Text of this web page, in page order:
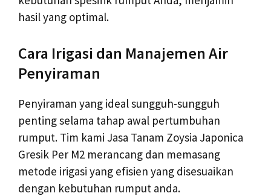
hasil yang optimal.
Cara Irigasi dan Manajemen Air
Penyiraman
Penyiraman yang ideal sungguh-sungguh
penting selama tahap awal pertumbuhan
rumput. Tim kami Jasa Tanam Zoysia Japonica
Gresik Per M2 merancang dan memasang
metode irigasi yang efisien yang disesuaikan
dengan kebutuhan rumput anda.